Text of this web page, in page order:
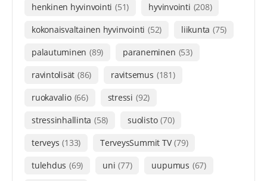
henkinen hyvinvointi (51) hyvinvointi (208)
kokonaisvaltainen hyvinvointi (52) liikunta (75)
palautuminen (89) paraneminen (53)
ravintolisät (86) ravitsemus (181)
ruokavalio (66) stressi (92)
stressinhallinta (58) suolisto (70)
terveys (133) TerveysSummit TV (79)
tulehdus (69) uni (77) uupumus (67)